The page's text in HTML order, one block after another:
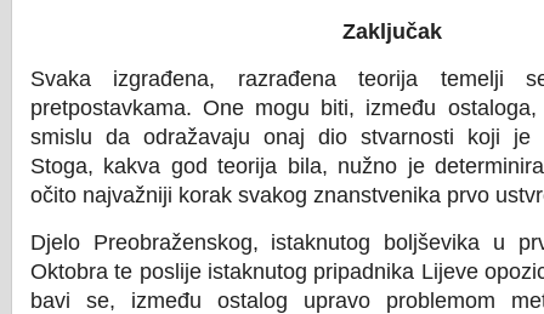
Zaključak
Svaka izgrađena, razrađena teorija temelji
pretpostavkama. One mogu biti, između
smislu da odražavaju onaj dio stvarnosti koji je
Stoga, kakva god teorija bila, nužno je
očito najvažniji korak svakog znanstvenika prvo
Djelo Preobraženskog, istaknutog boljševika u
Oktobra te poslije istaknutog pripadnika Lijeve
bavi se, između ostalog upravo problemom